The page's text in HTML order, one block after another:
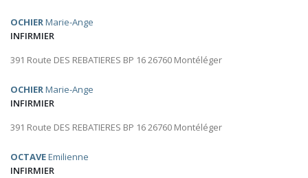
OCHIERMarie-Ange
INFIRMIER
391 Route DES REBATIERES BP 16 26760 Montéléger
OCHIERMarie-Ange
INFIRMIER
391 Route DES REBATIERES BP 16 26760 Montéléger
OCTAVEEmilienne
INFIRMIER